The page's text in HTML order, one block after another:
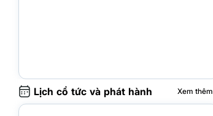
Lịch cổ tức và phát hành Xem thêm